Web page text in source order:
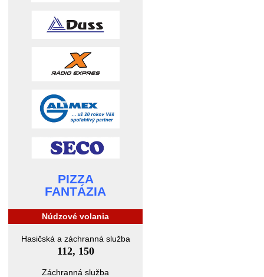
PIZZA
FANTÁZIA
Núdzové volania
Hasičská a záchranná služba
112, 150
Záchranná služba